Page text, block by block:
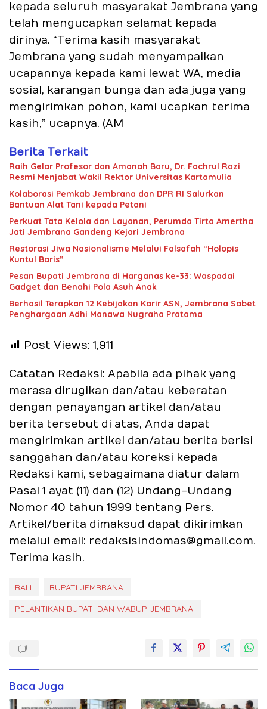
kepada seluruh masyarakat Jembrana yang
telah mengucapkan selamat kepada
dirinya. “Terima kasih masyarakat
Jembrana yang sudah menyampaikan
ucapannya kepada kami lewat WA, media
sosial, karangan bunga dan ada juga yang
mengirimkan pohon, kami ucapkan terima
kasih,” ucapnya. (AM
Berita Terkait
Raih Gelar Profesor dan Amanah Baru, Dr. Fachrul Razi
Resmi Menjabat Wakil Rektor Universitas Kartamulia
Kolaborasi Pemkab Jembrana dan DPR RI Salurkan
Bantuan Alat Tani kepada Petani
Perkuat Tata Kelola dan Layanan, Perumda Tirta Amertha
Jati Jembrana Gandeng Kejari Jembrana
Restorasi Jiwa Nasionalisme Melalui Falsafah “Holopis
Kuntul Baris”
Pesan Bupati Jembrana di Harganas ke-33: Waspadai
Gadget dan Benahi Pola Asuh Anak
Berhasil Terapkan 12 Kebijakan Karir ASN, Jembrana Sabet
Penghargaan Adhi Manawa Nugraha Pratama
Post Views: 1,911
Catatan Redaksi: Apabila ada pihak yang
merasa dirugikan dan/atau keberatan
dengan penayangan artikel dan/atau
berita tersebut di atas, Anda dapat
mengirimkan artikel dan/atau berita berisi
sanggahan dan/atau koreksi kepada
Redaksi kami, sebagaimana diatur dalam
Pasal 1 ayat (11) dan (12) Undang-Undang
Nomor 40 tahun 1999 tentang Pers.
Artikel/berita dimaksud dapat dikirimkan
melalui email: redaksisindomas@gmail.com.
Terima kasih.
BALI.
BUPATI JEMBRANA.
PELANTIKAN BUPATI DAN WABUP JEMBRANA.
Baca Juga